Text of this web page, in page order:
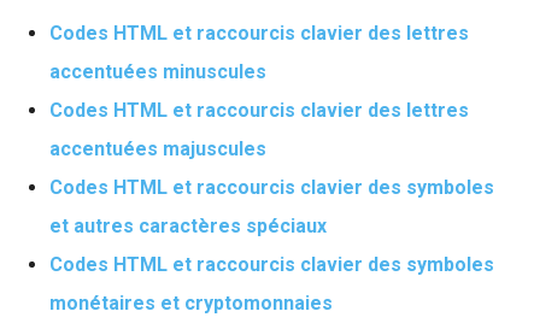
Codes HTML et raccourcis clavier des lettres
accentuées minuscules
Codes HTML et raccourcis clavier des lettres
accentuées majuscules
Codes HTML et raccourcis clavier des symboles
et autres caractères spéciaux
Codes HTML et raccourcis clavier des symboles
monétaires et cryptomonnaies